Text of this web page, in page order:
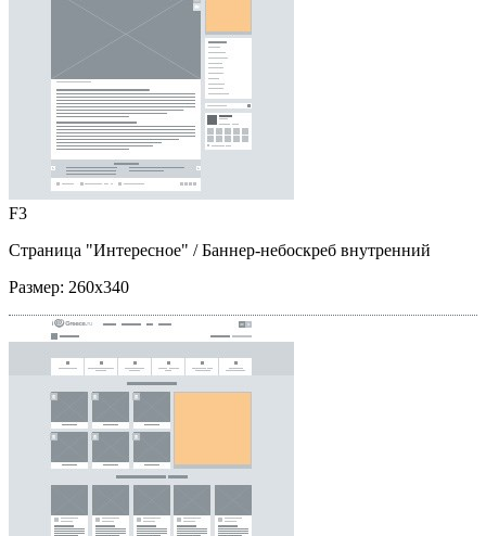
F3
Страница "Интересное" / Баннер-небоскреб внутренний
Размер: 260x340